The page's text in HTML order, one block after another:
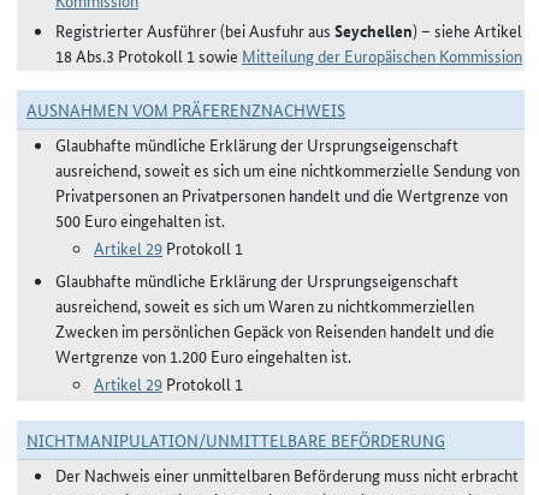
Registrierter Ausführer (bei Ausfuhr aus Seychellen) – siehe Artikel
18 Abs.3 Protokoll 1 sowie Mitteilung der Europäischen Kommission
AUSNAHMEN VOM PRÄFERENZNACHWEIS
Glaubhafte mündliche Erklärung der Ursprungseigenschaft
ausreichend, soweit es sich um eine nichtkommerzielle Sendung von
Privatpersonen an Privatpersonen handelt und die Wertgrenze von
500 Euro eingehalten ist.
Artikel 29 Protokoll 1
Glaubhafte mündliche Erklärung der Ursprungseigenschaft
ausreichend, soweit es sich um Waren zu nichtkommerziellen
Zwecken im persönlichen Gepäck von Reisenden handelt und die
Wertgrenze von 1.200 Euro eingehalten ist.
Artikel 29 Protokoll 1
NICHTMANIPULATION/UNMITTELBARE BEFÖRDERUNG
Der Nachweis einer unmittelbaren Beförderung muss nicht erbracht